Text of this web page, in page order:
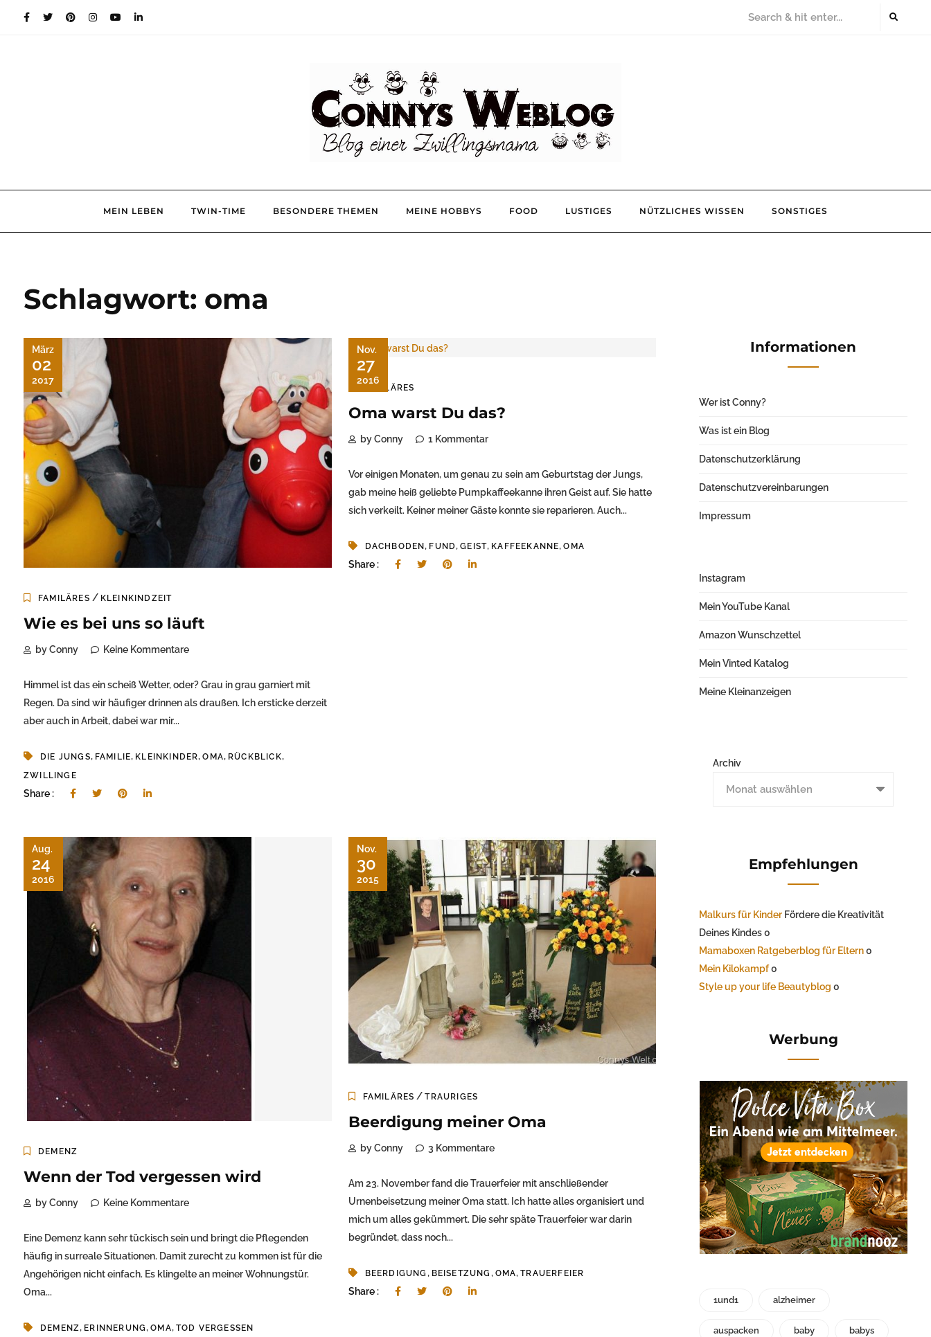
MEIN LEBEN TWIN-TIME BESONDERE THEMEN MEINE HOBBYS FOOD LUSTIGES NÜTZLICHES WISSEN SONSTIGES
Schlagwort: oma
März
02
2017
FAMILÄRES / KLEINKINDZEIT
Wie es bei uns so läuft
by Conny Keine Kommentare
Himmel ist das ein scheiß Wetter, oder? Grau in grau garniert mit
Regen. Da sind wir häufiger drinnen als draußen. Ich ersticke derzeit
aber auch in Arbeit, dabei war mir...
DIE JUNGS, FAMILIE, KLEINKINDER,OMA, RÜCKBLICK,
ZWILLINGE
Share :
Nov.
27
2016
FAMILÄRES
Oma warst Du das?
by Conny 1 Kommentar
Vor einigen Monaten, um genau zu sein am Geburtstag der Jungs,
gab meine heiß geliebte Pumpkaffeekanne ihren Geist auf. Sie hatte
sich verkeilt. Keiner meiner Gäste konnte sie reparieren. Auch...
DACHBODEN, FUND,GEIST, KAFFEEKANNE,OMA
Share :
Aug.
24
2016
DEMENZ
Wenn der Tod vergessen wird
by Conny Keine Kommentare
Eine Demenz kann sehr tückisch sein und bringt die Pflegenden
häufig in surreale Situationen. Damit zurecht zu kommen ist für die
Angehörigen nicht einfach. Es klingelte an meiner Wohnungstür.
Oma...
DEMENZ, ERINNERUNG,OMA, TOD VERGESSEN
Nov.
30
2015
FAMILÄRES /TRAURIGES
Beerdigung meiner Oma
by Conny 3 Kommentare
Am 23. November fand die Trauerfeier mit anschließender
Urnenbeisetzung meiner Oma statt. Ich hatte alles organisiert und
mich um alles gekümmert. Die sehr späte Trauerfeier war darin
begründet, dass noch...
BEERDIGUNG , BEISETZUNG , OMA,TRAUERFEIER
Share :
Informationen
Wer ist Conny?
Was ist ein Blog
Datenschutzerklärung
Datenschutzvereinbarungen
Impressum
Instagram
Mein YouTube Kanal
Amazon Wunschzettel
Mein Vinted Katalog
Meine Kleinanzeigen
Archiv
Empfehlungen
Malkurs für Kinder Fördere die Kreativität
Deines Kindes 0
Mamaboxen Ratgeberblog für Eltern0
Mein Kilokampf0
Style up your life Beautyblog 0
Werbung
1und1 alzheimer
auspacken baby babys